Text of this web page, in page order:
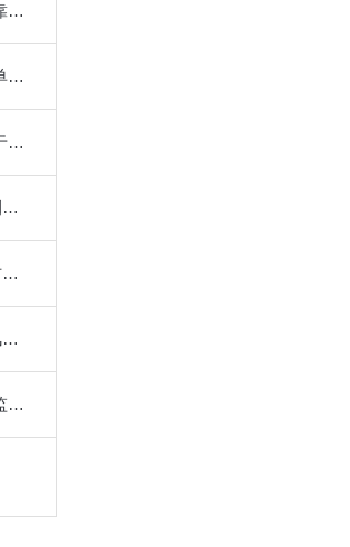
水质悬浮物检测仪-一款耐用可靠的便携式水质检测仪
手持水产养殖检测仪器-一款简单上手、携带轻松的水质检测设备
鼠害监测仪-一款坚固耐用、抗干扰强的鼠类监测设备
无线农业气象综合监测站【监测农业气象】
病虫测报灯：精准预测，科学防治病虫害
安全可靠，防爆型超声波风速风向仪助您准确测量风速和风向
无线土壤墒情监测站-一款远程监测的墒情监测站